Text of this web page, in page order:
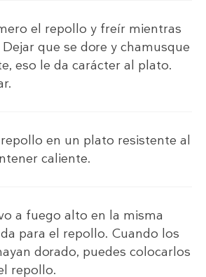
el repollo y freír mientras
que se dore y chamusque
eso le da carácter al plato.
en un plato resistente al
caliente.
a fuego alto en la misma
para el repollo. Cuando los
dorado, puedes colocarlos
repollo.